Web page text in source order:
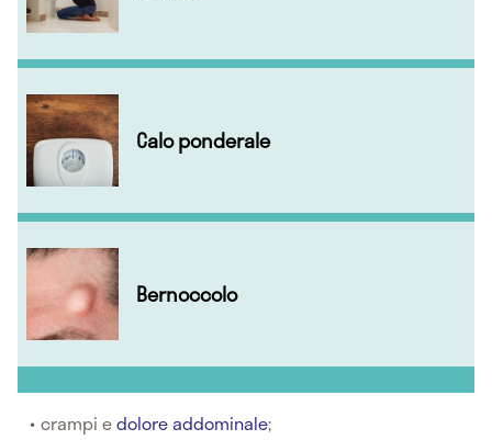
Calo ponderale
Bernoccolo
crampi edolore addominale;